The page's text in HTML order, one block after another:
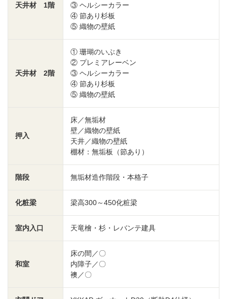
天井材 1階
③ ヘルシーカラー
④ 節あり杉板
⑤ 織物の壁紙
天井材 2階
① 珊瑚のいぶき
② プレミアレーベン
③ ヘルシーカラー
④ 節あり杉板
⑤ 織物の壁紙
押入
床／無垢材
壁／織物の壁紙
天井／織物の壁紙
棚材：無垢板（節あり）
階段 無垢材造作階段・本格子
化粧梁 梁高300～450化粧梁
室内入口 天竜檜・杉・レバンテ建具
和室
床の間／〇
内障子／〇
襖／〇